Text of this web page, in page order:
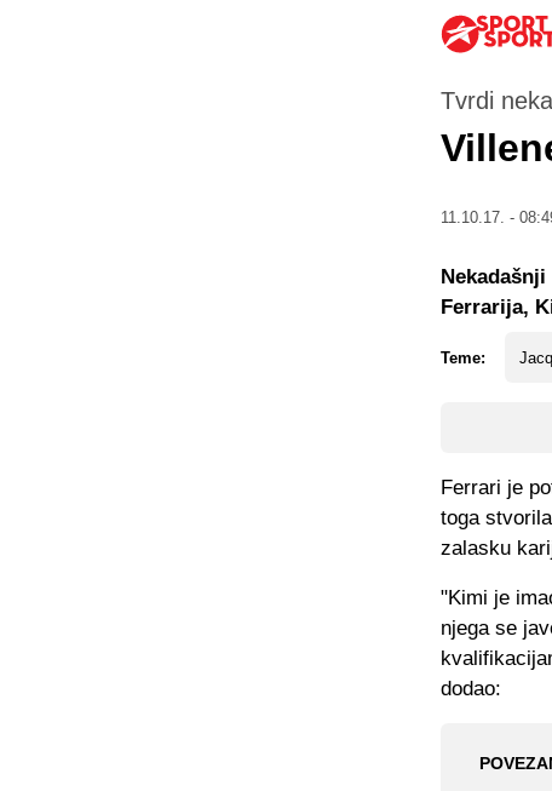
Tvrdi
11.10.17. -
Teme:
Ferrarija,
Ferrari je
toga
zalasku
"Kimi je
njega se
dodao: